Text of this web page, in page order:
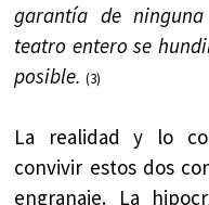
garantía de
teatro entero se
posible.(3)
La realidad y lo
convivir estos dos
engranaje. La